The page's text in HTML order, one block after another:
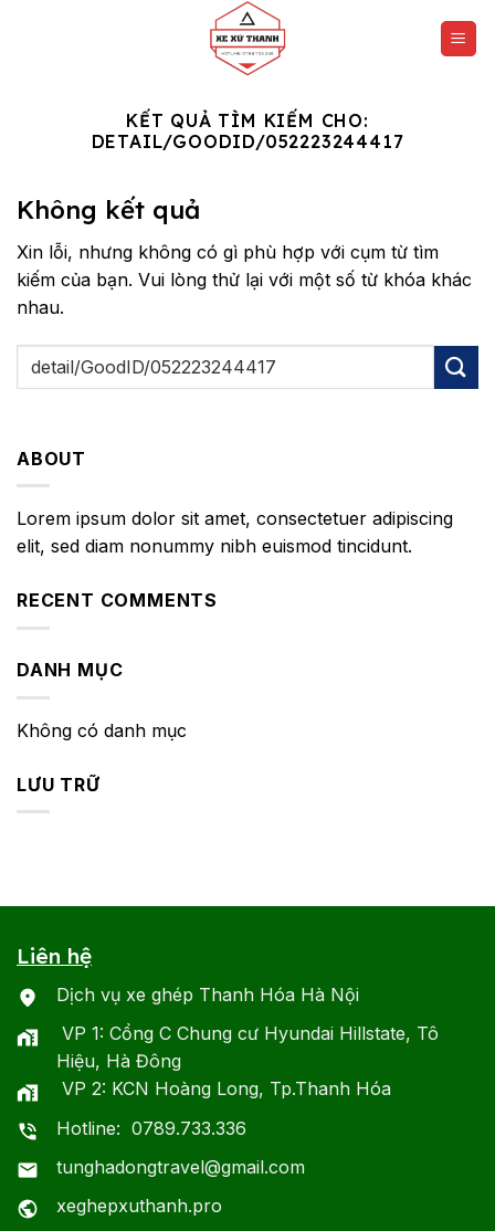
KẾT QUẢ TÌM KIẾM CHO:
DETAIL/GOODID/052223244417
Không kết quả
Xin lỗi, nhưng không có gì phù hợp với cụm từ tìm
kiếm của bạn. Vui lòng thử lại với một số từ khóa khác
nhau.
ABOUT
Lorem ipsum dolor sit amet, consectetuer adipiscing
elit, sed diam nonummy nibh euismod tincidunt.
RECENT COMMENTS
DANH MỤC
Không có danh mục
LƯU TRỮ
Liên hệ
Dịch vụ xe ghép Thanh Hóa Hà Nội
VP 1: Cổng C Chung cư Hyundai Hillstate, Tô
Hiệu, Hà Đông
VP 2: KCN Hoàng Long, Tp.Thanh Hóa
Hotline: 0789.733.336
tunghadongtravel@gmail.com
xeghepxuthanh.pro